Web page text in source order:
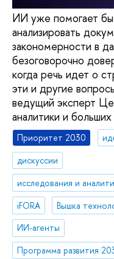
ИИ уже помогает
анализировать
закономерности в
безоговорочно
когда речь идет о
эти и другие
ведущий эксперт
аналитики и
Приоритет 2030
дискуссии
исследования и
iFORA
Вышка
ИИ-агенты
Программа развития